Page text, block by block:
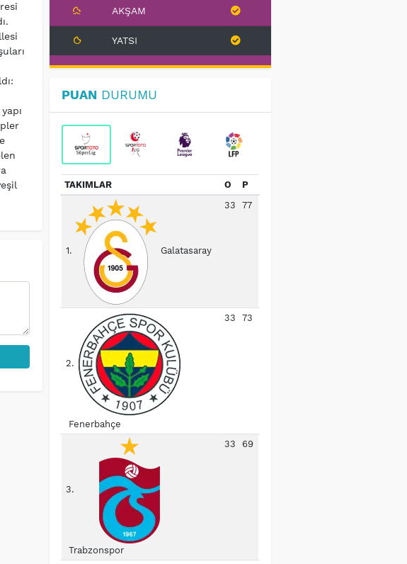
AKŞAM
YATSI
PUAN DURUMU
TAKIMLAR O P
1. Galatasaray
33 77
2.
Fenerbahçe
33 73
3.
Trabzonspor
33 69